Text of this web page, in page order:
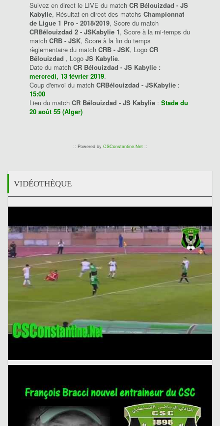
Suivez en direct le LIVE du match CR Bélouizdad - JS
Kabylie, Résultat en direct des matchs Championnat
de Ligue 1 Pro - 2018/2019, Score du match
CRBélouizdad 2 - JSKabylie 1, Score à la mi-temps du
match CRB - JSK, Score à la fin du temps
règlementaire du match CRB - JSK, Logo CR
Bélouizdad , Logo JS Kabylie.
Date du match CR Bélouizdad - JS Kabylie :
mercredi, 13 février 2019.
Coup d'envoi du match CRBélouizdad - JSKabylie :
15:00
Lieu du match CR Bélouizdad - JS Kabylie : Stade du
20 août 55 (Alger)
:: Powered by CSConstantine.Net::
VIDÉOTHÈQUE